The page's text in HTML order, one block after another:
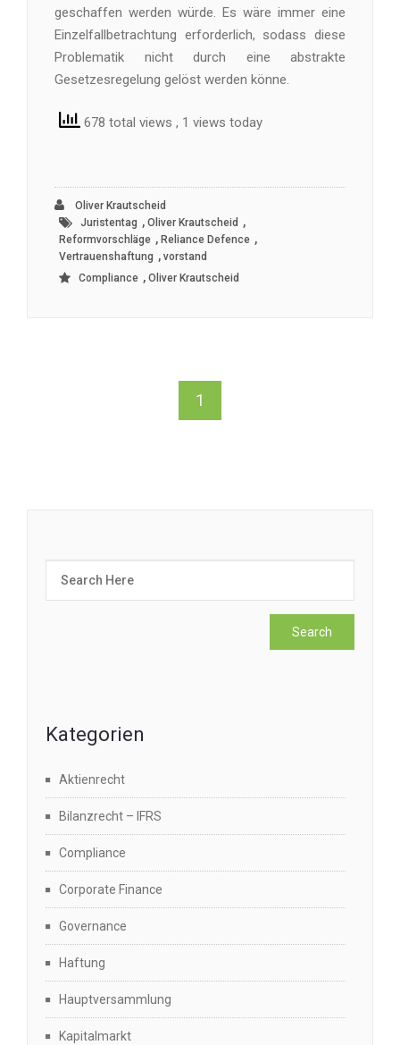
geschaffen werden würde. Es wäre immer eine
Einzelfallbetrachtung erforderlich, sodass diese
Problematik nicht durch eine abstrakte
Gesetzesregelung gelöst werden könne.
678 total views , 1 views today
Oliver Krautscheid
Juristentag , Oliver Krautscheid ,
Reformvorschläge , Reliance Defence ,
Vertrauenshaftung , vorstand
Compliance , Oliver Krautscheid
1
Kategorien
Aktienrecht
Bilanzrecht – IFRS
Compliance
Corporate Finance
Governance
Haftung
Hauptversammlung
Kapitalmarkt